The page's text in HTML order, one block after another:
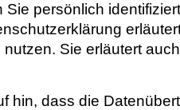
Sie persönlich
nutzen. Sie erläutert
hin, dass die